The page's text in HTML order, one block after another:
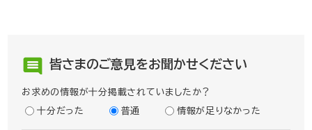
皆さまのご意見をお聞かせください
お求めの情報が十分掲載されていましたか？
十分だった 普通 情報が足りなかった